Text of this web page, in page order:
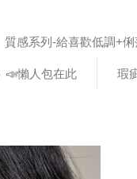
質感系列-給喜歡低調+
懶人包在此 瑕